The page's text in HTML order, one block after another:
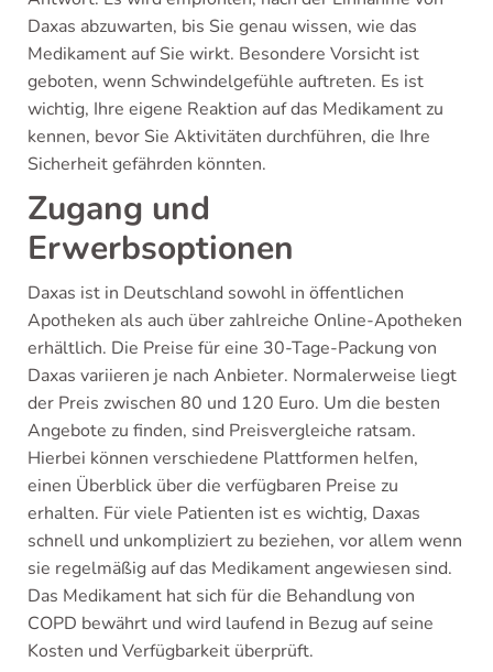
Daxas abzuwarten, bis Sie genau wissen, wie das
Medikament auf Sie wirkt. Besondere Vorsicht ist
geboten, wenn Schwindelgefühle auftreten. Es ist
wichtig, Ihre eigene Reaktion auf das Medikament zu
kennen, bevor Sie Aktivitäten durchführen, die Ihre
Sicherheit gefährden könnten.
Zugang und
Erwerbsoptionen
Daxas ist in Deutschland sowohl in öffentlichen
Apotheken als auch über zahlreiche Online-Apotheken
erhältlich. Die Preise für eine 30-Tage-Packung von
Daxas variieren je nach Anbieter. Normalerweise liegt
der Preis zwischen 80 und 120 Euro. Um die besten
Angebote zu finden, sind Preisvergleiche ratsam.
Hierbei können verschiedene Plattformen helfen,
einen Überblick über die verfügbaren Preise zu
erhalten. Für viele Patienten ist es wichtig, Daxas
schnell und unkompliziert zu beziehen, vor allem wenn
sie regelmäßig auf das Medikament angewiesen sind.
Das Medikament hat sich für die Behandlung von
COPD bewährt und wird laufend in Bezug auf seine
Kosten und Verfügbarkeit überprüft.